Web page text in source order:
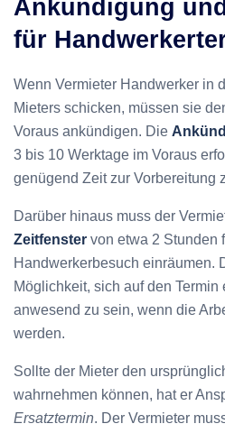
Ankündigung
für
Wenn Vermieter Handwerker in
Mieters schicken, müssen sie
Voraus ankündigen. Die
3 bis 10 Werktage im Voraus
genügend Zeit zur Vorbereitung
Darüber hinaus muss der
Zeitfenster von etwa 2 Stunden
Handwerkerbesuch einräumen.
Möglichkeit, sich auf den Termin
anwesend zu sein, wenn die
werden.
Sollte der Mieter den
wahrnehmen können, hat er
Ersatztermin. Der Vermieter